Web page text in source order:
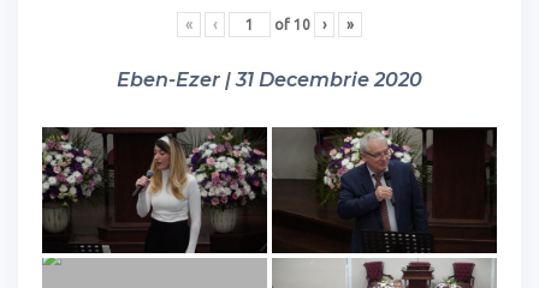
« ‹ of 10 › »
Eben-Ezer | 31 Decembrie 2020